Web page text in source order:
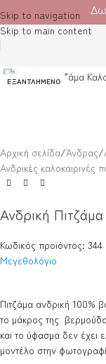
Skip to navigation
Skip to main content
ΕΞΑΝΤΛΗΜΈΝΟ
Αρχική σελίδα/Άνδρας/
Ανδρικές καλοκαιρινές
Ανδρική
Κωδικός προϊόντος: 344
Μεγεθολόγιο
Πιτζάμα ανδρική 100%
το μάκρος της
και το ύφασμα δεν έχει
μοντέλο στην